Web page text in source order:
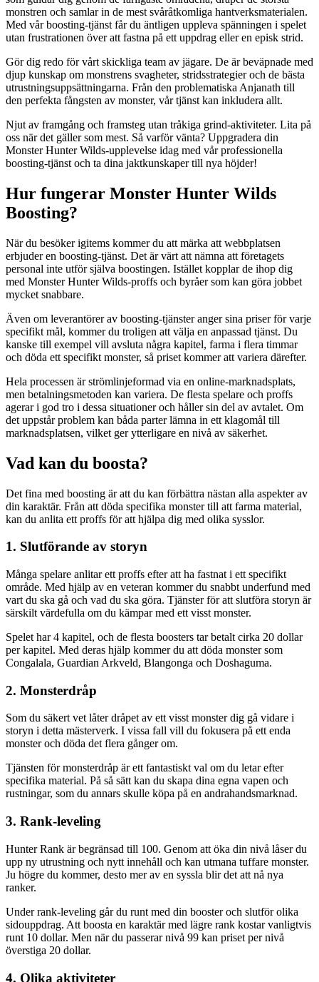
monstren och samlar in de mest svåråtkomliga hantverksmaterialen.
Med vår boosting-tjänst får du äntligen uppleva spänningen i spelet
utan frustrationen över att fastna på ett uppdrag eller en episk strid.
Gör dig redo för vårt skickliga team av jägare. De är beväpnade med
djup kunskap om monstrens svagheter, stridsstrategier och de bästa
utrustningsuppsättningarna. Från den problematiska Anjanath till
den perfekta fångsten av monster, vår tjänst kan inkludera allt.
Njut av framgång och framsteg utan tråkiga grind-aktiviteter. Lita på
oss när det gäller som mest. Så varför vänta? Uppgradera din
Monster Hunter Wilds-upplevelse idag med vår professionella
boosting-tjänst och ta dina jaktkunskaper till nya höjder!
Hur fungerar Monster Hunter Wilds
Boosting?
När du besöker igitems kommer du att märka att webbplatsen
erbjuder en boosting-tjänst. Det är värt att nämna att företagets
personal inte utför själva boostingen. Istället kopplar de ihop dig
med Monster Hunter Wilds-proffs och byråer som kan göra jobbet
mycket snabbare.
Även om leverantörer av boosting-tjänster anger sina priser för varje
specifikt mål, kommer du troligen att välja en anpassad tjänst. Du
kanske till exempel vill avsluta några kapitel, farma i flera timmar
och döda ett specifikt monster, så priset kommer att variera därefter.
Hela processen är strömlinjeformad via en online-marknadsplats,
men betalningsmetoden kan variera. De flesta spelare och proffs
agerar i god tro i dessa situationer och håller sin del av avtalet. Om
det uppstår problem kan båda parter lämna in ett klagomål till
marknadsplatsen, vilket ger ytterligare en nivå av säkerhet.
Vad kan du boosta?
Det fina med boosting är att du kan förbättra nästan alla aspekter av
din karaktär. Från att döda specifika monster till att farma material,
kan du anlita ett proffs för att hjälpa dig med olika sysslor.
1. Slutförande av storyn
Många spelare anlitar ett proffs efter att ha fastnat i ett specifikt
område. Med hjälp av en veteran kommer du snabbt underfund med
vart du ska gå och vad du ska göra. Tjänster för att slutföra storyn är
särskilt värdefulla om du kämpar med ett visst monster.
Spelet har 4 kapitel, och de flesta boosters tar betalt cirka 20 dollar
per kapitel. Med deras hjälp kommer du att döda monster som
Congalala, Guardian Arkveld, Blangonga och Doshaguma.
2. Monsterdråp
Som du säkert vet låter dråpet av ett visst monster dig gå vidare i
storyn i detta mästerverk. I vissa fall vill du fokusera på ett enda
monster och döda det flera gånger om.
Tjänsten för monsterdråp är ett fantastiskt val om du letar efter
specifika material. På så sätt kan du skapa dina egna vapen och
rustningar, som du annars skulle köpa på en andrahandsmarknad.
3. Rank-leveling
Hunter Rank är begränsad till 100. Genom att öka din nivå låser du
upp ny utrustning och nytt innehåll och kan utmana tuffare monster.
Ju högre du kommer, desto mer av en syssla blir det att nå nya
ranker.
Under rank-leveling går du runt med din booster och slutför olika
sidouppdrag. Att boosta en karaktär med lägre rank kostar vanligtvis
runt 10 dollar. Men när du passerar nivå 99 kan priset per nivå
överstiga 20 dollar.
4. Olika aktiviteter